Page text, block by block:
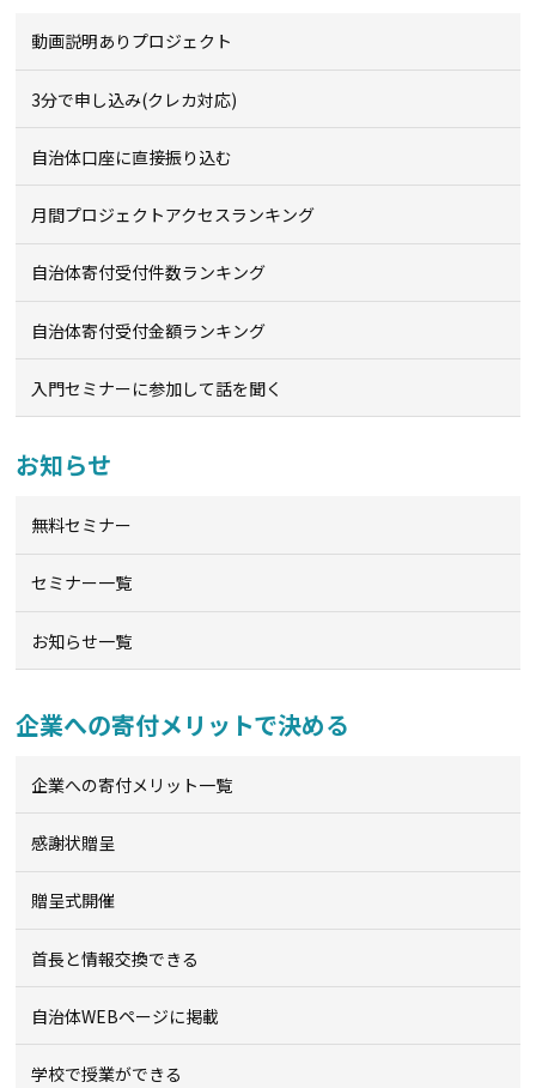
動画説明ありプロジェクト
3分で申し込み(クレカ対応)
自治体口座に直接振り込む
月間プロジェクトアクセスランキング
自治体寄付受付件数ランキング
自治体寄付受付金額ランキング
入門セミナーに参加して話を聞く
お知らせ
無料セミナー
セミナー一覧
お知らせ一覧
企業への寄付メリットで決める
企業への寄付メリット一覧
感謝状贈呈
贈呈式開催
首長と情報交換できる
自治体WEBページに掲載
学校で授業ができる